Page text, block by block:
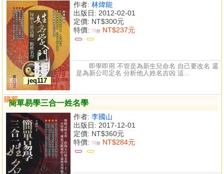
jeq117
作者: 林煒能
出版日: 2012-02-01
定價: NT$300元
特價: 79折 NT$237元
即學即用 不管是為新生兒命名 自己要改名 還
是為新公司定名 分析他人姓名吉凶 這...
簡單易學三合一姓名學
作者: 李國山
出版日: 2017-12-01
定價: NT$360元
特價: 79折 NT$284元
購買
比較